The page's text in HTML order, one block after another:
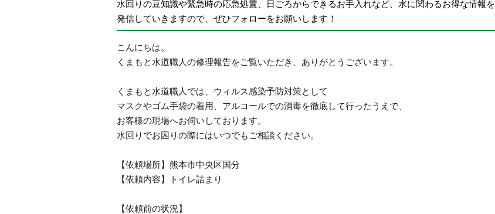
水回りの豆知識や緊急時の応急処置、日ごろからできるお手入れなど、水に関わるお得な情報を
発信していきますので、ぜひフォローをお願いします！
こんにちは。
くまもと水道職人の修理報告をご覧いただき、ありがとうございます。
くまもと水道職人では、ウィルス感染予防対策として
マスクやゴム手袋の着用、アルコールでの消毒を徹底して行ったうえで、
お客様の現場へお伺いしております。
水回りでお困りの際にはいつでもご相談ください。
【依頼場所】熊本市中央区国分
【依頼内容】トイレ詰まり
【依頼前の状況】